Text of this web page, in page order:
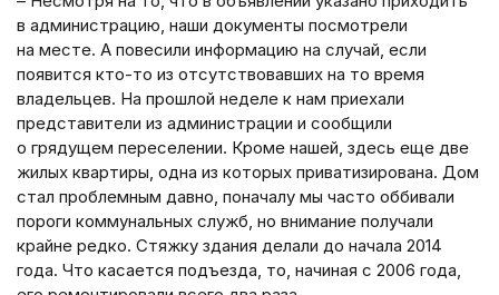
в администрацию, наши документы посмотрели
на месте. А повесили информацию на случай, если
появится кто-то из отсутствовавших на то время
владельцев. На прошлой неделе к нам приехали
представители из администрации и сообщили
о грядущем переселении. Кроме нашей, здесь еще две
жилых квартиры, одна из которых приватизирована. Дом
стал проблемным давно, поначалу мы часто оббивали
пороги коммунальных служб, но внимание получали
крайне редко. Стяжку здания делали до начала 2014
года. Что касается подъезда, то, начиная с 2006 года,